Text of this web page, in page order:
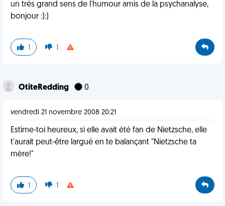
un trés grand sens de l'humour amis de la psychanalyse,
bonjour :):)
1 1
OtiteRedding 0
vendredi 21 novembre 2008 20:21
Estime-toi heureux, si elle avait été fan de Nietzsche, elle
t'aurait peut-être largué en te balançant "Nietzsche ta
mère!"
1 1